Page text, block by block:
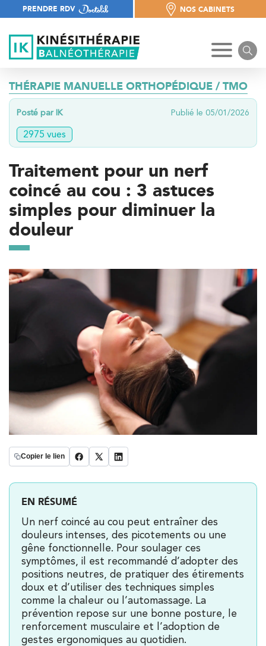
PRENDRE RDV
NOS CABINETS
NOS CABINETS
THÉRAPIE MANUELLE ORTHOPÉDIQUE / TMO
Posté par IK Publié le 05/01/2026
2975 vues
Traitement pour un nerf
coincé au cou : 3 astuces
simples pour diminuer la
douleur
Copier le lien
EN RÉSUMÉ
Un nerf coincé au cou peut entraîner des
douleurs intenses, des picotements ou une
gêne fonctionnelle. Pour soulager ces
symptômes, il est recommandé d’adopter des
positions neutres, de pratiquer des étirements
doux et d’utiliser des techniques simples
comme la chaleur ou l’automassage. La
prévention repose sur une bonne posture, le
renforcement musculaire et l’adoption de
gestes ergonomiques au quotidien.
Trouvez votre cabinet de
kinésithérapie IK
Besoin d’Imagerie Médicale à Antony ? IRM, scanner,